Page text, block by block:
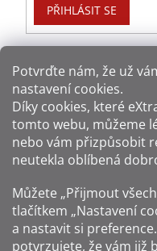
Potvrďte nám​​, že už
nastavení cookies.
Díky cookies, které
tomto webu, můžeme
nebo vám přizpůsobit
neutekla oblíbená
Můžete „Přijmout
tlačítkem „Nastavení
a nastavit si
potvrzujete, že vám již
PŘIHLÁSIT SE